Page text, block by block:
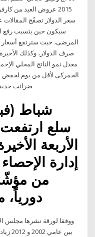
2015 عروض العيد من
سعر الدولار تصفّح
سيكون حين يتسبب رفع
المرضى، حيث سترتفع أسعار
صرف الدولار، وكذلك
معدل نمو الناتج المحلي
ضرائب جديد من
سلع ارتفعت
الأربعة
إدارة
من
بين